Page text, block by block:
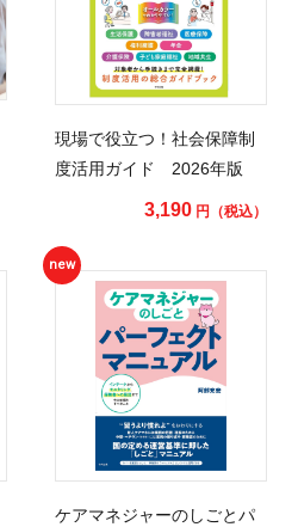
現場で役立つ！社会保障制
度活用ガイド 2026年版
3,190 円（税込）
new
ケアマネジャーのしごとパ